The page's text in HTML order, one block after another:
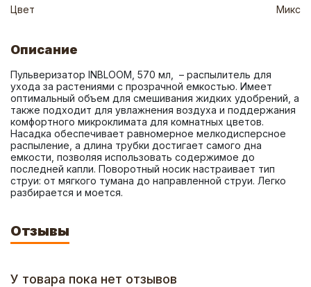
Цвет
Микс
Описание
Пульверизатор INBLOOM, 570 мл,  – распылитель для
ухода за растениями с прозрачной емкостью. Имеет
оптимальный объем для смешивания жидких удобрений, а
также подходит для увлажнения воздуха и поддержания
комфортного микроклимата для комнатных цветов.
Насадка обеспечивает равномерное мелкодисперсное
распыление, а длина трубки достигает самого дна
емкости, позволяя использовать содержимое до
последней капли. Поворотный носик настраивает тип
струи: от мягкого тумана до направленной струи. Легко
разбирается и моется.
Отзывы
У товара пока нет отзывов